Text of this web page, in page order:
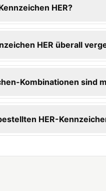
HER?
HER überall
Kombinationen sind
HER-